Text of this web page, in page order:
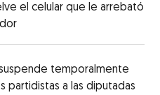
el celular que le arrebató
Opens in new window
temporalmente
partidistas a las diputadas